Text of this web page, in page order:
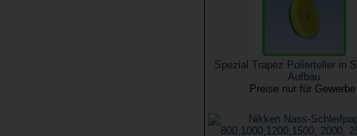
Spezial Trapez Polierteller in
Aufbau
Preise nur für